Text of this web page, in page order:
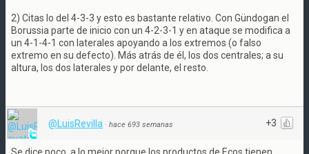
2) Citas lo del 4-3-3 y esto es bastante relativo. Con Gündogan el
Borussia parte de inicio con un 4-2-3-1 y en ataque se modifica a
un 4-1-4-1 con laterales apoyando a los extremos (o falso
extremo en su defecto). Más atrás de él, los dos centrales; a su
altura, los dos laterales y por delante, el resto.
+3
@LuisRevilla · hace 693 semanas